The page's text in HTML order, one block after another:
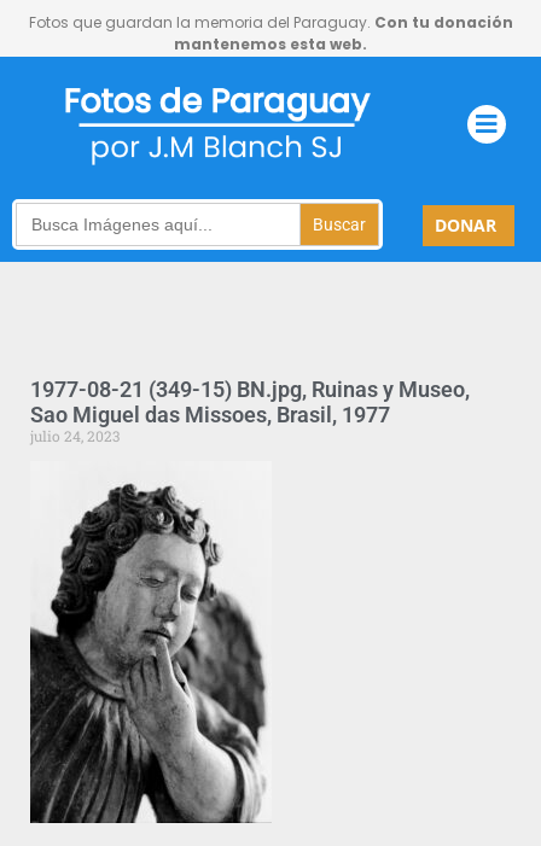
Fotos que guardan la memoria del Paraguay. Con tu donación
mantenemos esta web.
Search
for:
DONAR
1977-08-21 (349-15) BN.jpg, Ruinas y Museo,
Sao Miguel das Missoes, Brasil, 1977
julio 24, 2023